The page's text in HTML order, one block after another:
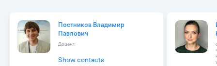
Постников Владимир
Павлович
Доцент
Show contacts